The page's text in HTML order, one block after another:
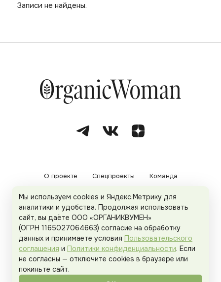
Записи не найдены.
О проекте Спецпроекты Команда
Рекламодателям Политика конфиденциальности
Пользовательское соглашение
Organicwoman.ru . Все права защищены.
Мы используем cookies и Яндекс.Метрику для
аналитики и удобства. Продолжая использовать
сайт, вы даёте ООО «ОРГАНИКВУМЕН»
(ОГРН 1165027064663) согласие на обработку
данных и принимаете условия Пользовательского
соглашения и Политики конфиденциальности. Если
не согласны — отключите cookies в браузере или
покиньте сайт.